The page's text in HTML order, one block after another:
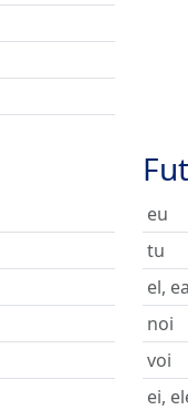
eu
tu
el, ea
noi
voi
ei,